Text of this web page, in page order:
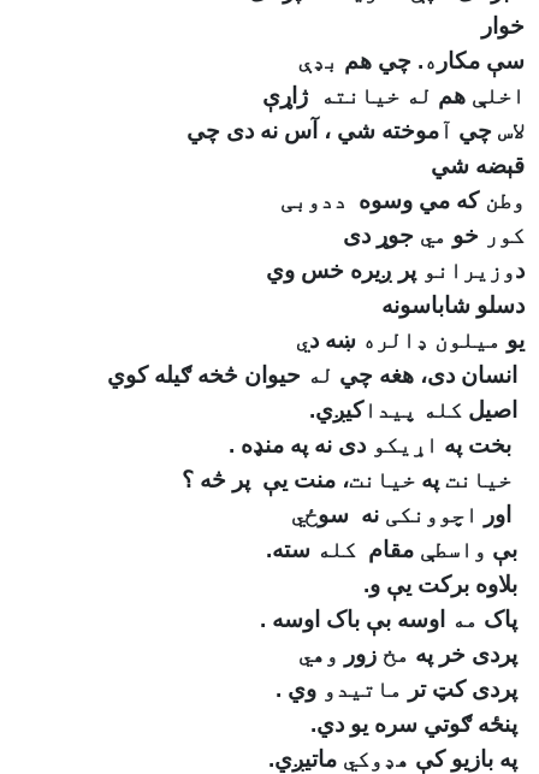
خوار
سې مکار ه. چي هم بډې
اخلې هم له خیانته
ژاړې
لاس چي آموخته شي ، آس نه دی چي
قېضه شي
وطن که مي وسوه
ددوبی
کور خو مي جوړ دى
دوزیرانو پر ږيره خس وي
دسلو شاباسونه
يو میلون ډالره ښه دي
انسان دی، هغه چي له حيوان څخه ګيله کوي
اصيل کله پیداکيږي.
بخت په اړیکو دی نه په منډه .
خیانت په خیانت، منت يې پر څه ؟
اور
اچوونکی نه سوځي
بې واسطې مقام کله سته.
بلاوه برکت یې و.
پاک مه اوسه بې باک اوسه .
پردی خر په مخ زور وهي
پردی کټ تر ماتیدو وي .
پنځه ګوتي سره يو دي.
په بازيو کې هډوکي ماتيږي.